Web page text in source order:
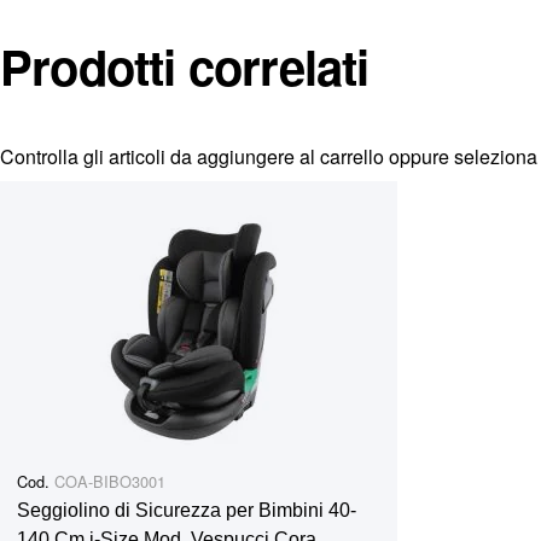
C3; API - SN Plus; API - SP.
Prodotti correlati
Controlla gli articoli da aggiungere al carrello oppureseleziona
Cod. COA-BIBO3001
Seggiolino di Sicurezza per Bimbini 40-